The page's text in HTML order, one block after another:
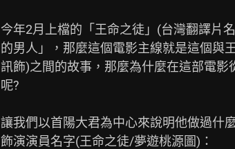
今年2月上檔的「王命之徒」(台灣翻譯片
的男人」，那麼這個電影主線就是這個與
訊飾)之間的故事，那麼為什麼在這部電
呢?
讓我們以首陽大君為中心來說明他做過什
飾演演員名字(王命之徒/夢遊桃源圖)：